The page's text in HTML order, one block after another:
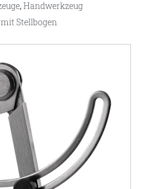
,Handwerkzeug
Stellbogen